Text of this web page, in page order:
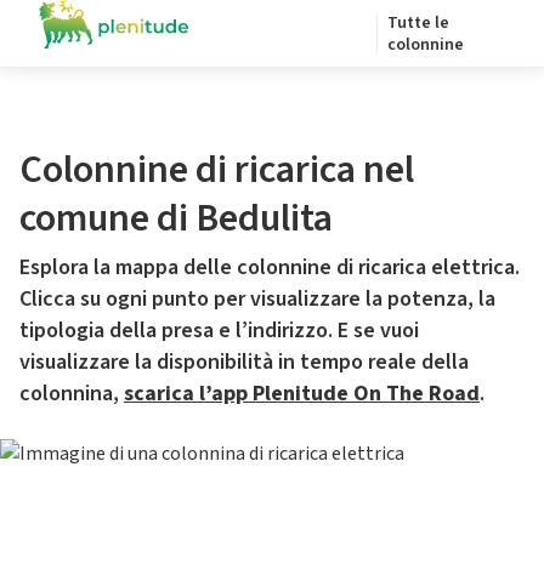
Tutte le
colonnine
Colonnine di ricarica nel
comune di Bedulita
Esplora la mappa delle colonnine di ricarica elettrica.
Clicca su ogni punto per visualizzare la potenza, la
tipologia della presa e l’indirizzo. E se vuoi
visualizzare la disponibilità in tempo reale della
colonnina, scarica l’app Plenitude On The Road.